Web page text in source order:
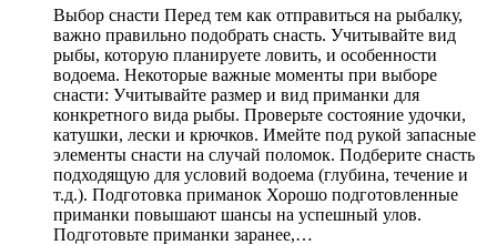
Выбор снасти Перед тем как отправиться на рыбалку,
важно правильно подобрать снасть. Учитывайте вид
рыбы, которую планируете ловить, и особенности
водоема. Некоторые важные моменты при выборе
снасти: Учитывайте размер и вид приманки для
конкретного вида рыбы. Проверьте состояние удочки,
катушки, лески и крючков. Имейте под рукой запасные
элементы снасти на случай поломок. Подберите снасть
подходящую для условий водоема (глубина, течение и
т.д.). Подготовка приманок Хорошо подготовленные
приманки повышают шансы на успешный улов.
Подготовьте приманки заранее,…